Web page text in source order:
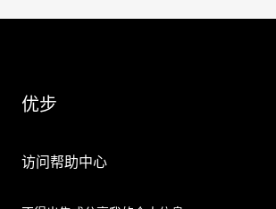
优步
访问帮助中心